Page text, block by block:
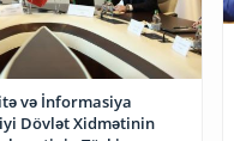
və İnformasiya
Dövlət Xidmətinin